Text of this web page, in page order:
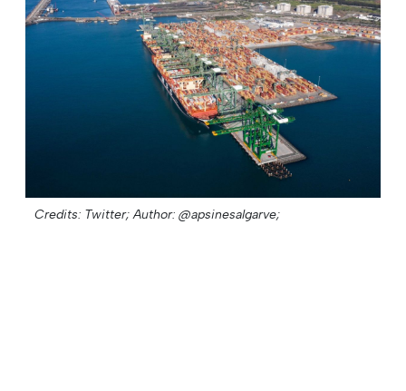
Credits: Twitter; Author: @apsinesalgarve;